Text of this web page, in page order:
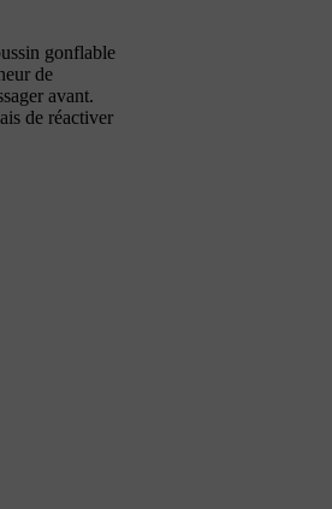
gonflable
de
avant.
de réactiver